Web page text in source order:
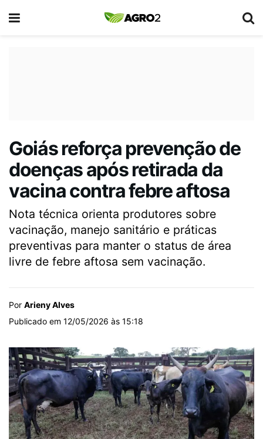
Goiás reforça prevenção de
doenças após retirada da
vacina contra febre aftosa
Nota técnica orienta produtores sobre
vacinação, manejo sanitário e práticas
preventivas para manter o status de área
livre de febre aftosa sem vacinação.
Por Arieny Alves
Publicado em 12/05/2026 às 15:18